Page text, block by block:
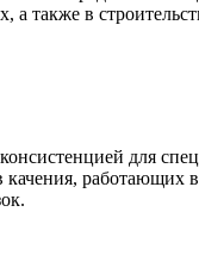
также в
для
работающих